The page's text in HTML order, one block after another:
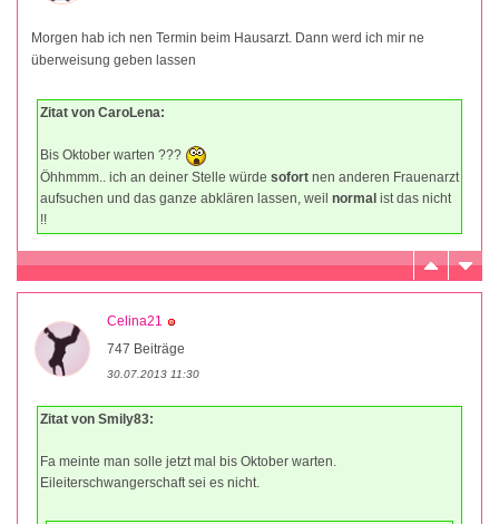
Morgen hab ich nen Termin beim Hausarzt. Dann werd ich mir ne
überweisung geben lassen
Zitat von CaroLena:
Bis Oktober warten ???
Öhhmmm.. ich an deiner Stelle würde sofort nen anderen Frauenarzt
aufsuchen und das ganze abklären lassen, weil normal ist das nicht
!!
Celina21
747 Beiträge
30.07.2013 11:30
Zitat von Smily83:
Fa meinte man solle jetzt mal bis Oktober warten.
Eileiterschwangerschaft sei es nicht.